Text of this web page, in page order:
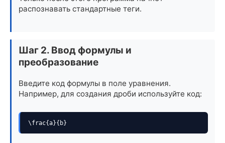
распознавать стандартные теги.
Шаг 2. Ввод формулы и
преобразование
Введите код формулы в поле уравнения.
Например, для создания дроби используйте код:
\frac{a}{b}